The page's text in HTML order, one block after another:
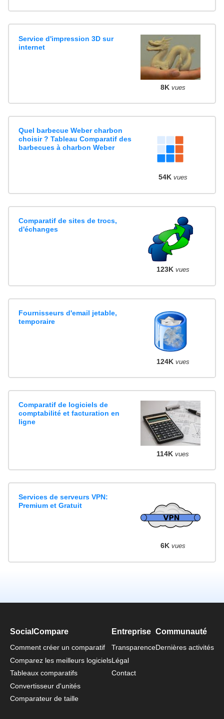
Service d'impression 3D sur
internet
8K vues
Quel barbecue Weber charbon
choisir ? Tableau Comparatif des
barbecues à charbon Weber
54K vues
Comparatif de sites de trocs,
d'échanges
123K vues
Fournisseurs d'email jetable,
temporaire
124K vues
Comparatif de logiciels de
comptabilité et facturation en
ligne
114K vues
Services de serveurs VPN:
Premium et Gratuit
6K vues
SocialCompare
Comment créer un comparatif
Comparez les meilleurs logiciels
Tableaux comparatifs
Convertisseur d'unités
Comparateur de taille
Entreprise
Transparence
Légal
Contact
Communauté
Dernières activités